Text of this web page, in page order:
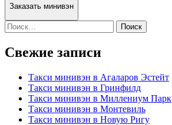
Навигация
записям
Найти:
Свежие записи
Такси минивэн в Агаларов Эстейт
Такси минивэн в Гринфилд
Такси минивэн в Миллениум Парк
Такси минивэн в Монтевиль
Такси минивэн в Новую Ригу